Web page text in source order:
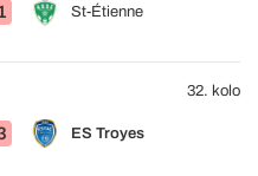
St-Étienne
ES Troyes
32. kolo